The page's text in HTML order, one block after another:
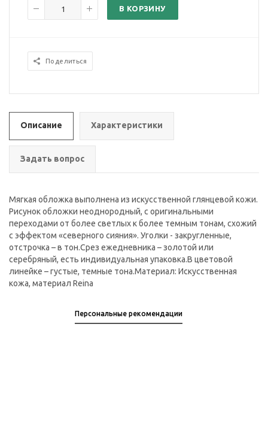
В КОРЗИНУ
Поделиться
Описание Характеристики
Задать вопрос
Мягкая обложка выполнена из искусственной глянцевой кожи.
Рисунок обложки неоднородный, с оригинальными
переходами от более светлых к более темным тонам, схожий
с эффектом «северного сияния». Уголки - закругленные,
отстрочка – в тон.Срез ежедневника – золотой или
серебряный, есть индивидуальная упаковка.В цветовой
линейке – густые, темные тона.Материал: Искусственная
кожа, материал Reina
Персональные рекомендации